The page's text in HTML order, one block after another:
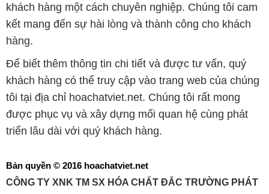
khách hàng một cách chuyên nghiệp. Chúng tôi cam
kết mang đến sự hài lòng và thành công cho khách
hàng.
Để biết thêm thông tin chi tiết và được tư vấn, quý
khách hàng có thể truy cập vào trang web của chúng
tôi tại địa chỉ hoachatviet.net. Chúng tôi rất mong
được phục vụ và xây dựng mối quan hệ cùng phát
triển lâu dài với quý khách hàng.
Bản quyền © 2016 hoachatviet.net
CÔNG TY XNK TM SX HÓA CHẤT ĐẮC TRƯỜNG PHÁT